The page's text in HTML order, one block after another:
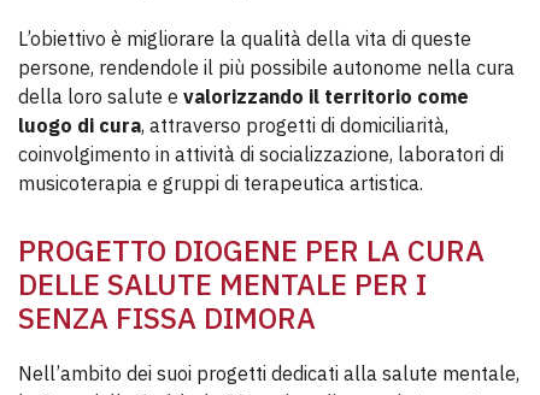
L’obiettivo è migliorare la qualità della vita di queste
persone, rendendole il più possibile autonome nella cura
della loro salute e valorizzando il territorio come
luogo di cura, attraverso progetti di domiciliarità,
coinvolgimento in attività di socializzazione, laboratori di
musicoterapia e gruppi di terapeutica artistica.
PROGETTO DIOGENE PER LA CURA
DELLE SALUTE MENTALE PER I
SENZA FISSA DIMORA
Nell’ambito dei suoi progetti dedicati alla salute mentale,